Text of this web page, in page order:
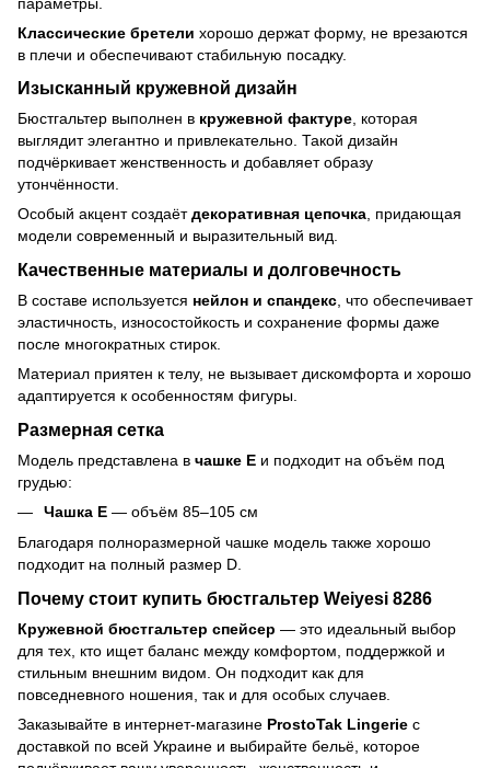
Классические бретели хорошо держат форму, не врезаются
в плечи и обеспечивают стабильную посадку.
Изысканный кружевной дизайн
Бюстгальтер выполнен в кружевной фактуре, которая
выглядит элегантно и привлекательно. Такой дизайн
подчёркивает женственность и добавляет образу
утончённости.
Особый акцент создаётдекоративная цепочка, придающая
модели современный и выразительный вид.
Качественные материалы и долговечность
В составе используется нейлон и спандекс, что обеспечивает
эластичность, износостойкость и сохранение формы даже
после многократных стирок.
Материал приятен к телу, не вызывает дискомфорта и хорошо
адаптируется к особенностям фигуры.
Размерная сетка
Модель представлена в чашке E и подходит на объём под
грудью:
Чашка E — объём 85–105 см
Благодаря полноразмерной чашке модель также хорошо
подходит на полный размер D.
Почему стоит купить бюстгальтер Weiyesi 8286
Кружевной бюстгальтер спейсер — это идеальный выбор
для тех, кто ищет баланс между комфортом, поддержкой и
стильным внешним видом. Он подходит как для
повседневного ношения, так и для особых случаев.
Заказывайте в интернет-магазине ProstoTak Lingerie с
доставкой по всей Украине и выбирайте бельё, которое